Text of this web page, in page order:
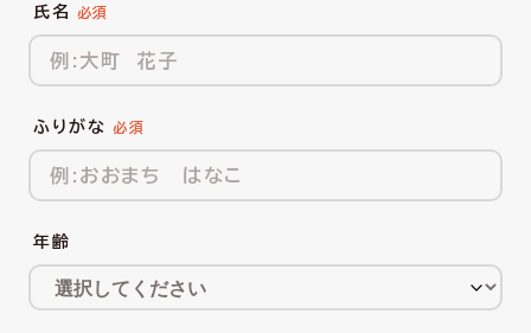
氏名
ふりがな
年齢